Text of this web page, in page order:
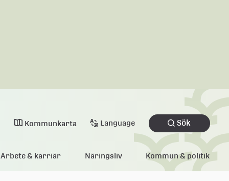
Kommunkarta Language Sök
Arbete & karriär Näringsliv Kommun & politik